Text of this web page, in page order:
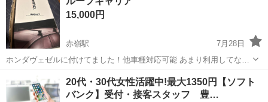
ので、画像でご確認ください。 2枚目の画像にあるように右側に大き
い傷があるため、 補修や...
15,000円
赤嶺駅
7月28日
ホンダヴェゼルに付けてました！他車種対応可能 あまり利用してない
キャリアルーフです。 よろしくお願いします。
赤嶺駅 キャリア、ラック ルーフ
20代・30代女性活躍中!最大1350円【ソフト
バンク】受付・接客スタッフ 豊…